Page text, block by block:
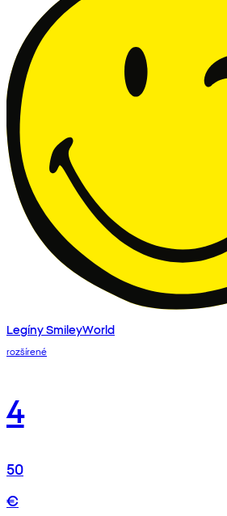
Legíny SmileyWorld
rozšírené
4
50
€